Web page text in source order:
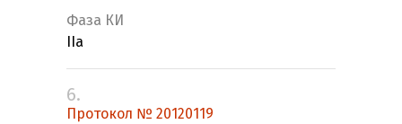
Фаза КИ
IIa
6.
Протокол № 20120119